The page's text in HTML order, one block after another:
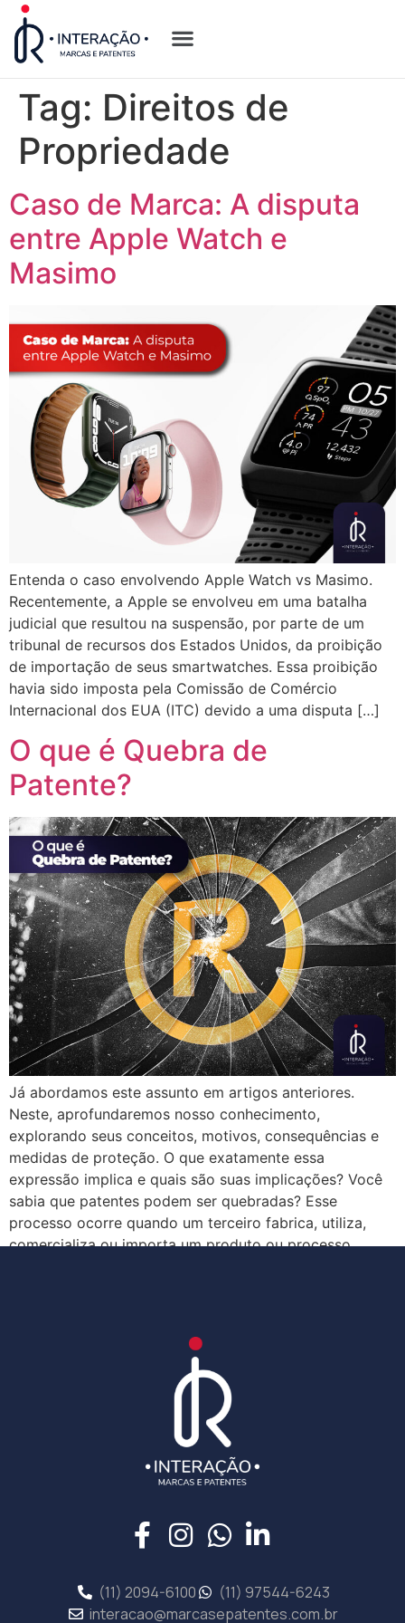
Tag: Direitos de
Propriedade
Caso de Marca: A disputa
entre Apple Watch e
Masimo
Entenda o caso envolvendo Apple Watch vs Masimo.
Recentemente, a Apple se envolveu em uma batalha
judicial que resultou na suspensão, por parte de um
tribunal de recursos dos Estados Unidos, da proibição
de importação de seus smartwatches. Essa proibição
havia sido imposta pela Comissão de Comércio
Internacional dos EUA (ITC) devido a uma disputa […]
O que é Quebra de
Patente?
Já abordamos este assunto em artigos anteriores.
Neste, aprofundaremos nosso conhecimento,
explorando seus conceitos, motivos, consequências e
medidas de proteção. O que exatamente essa
expressão implica e quais são suas implicações? Você
sabia que patentes podem ser quebradas? Esse
processo ocorre quando um terceiro fabrica, utiliza,
comercializa ou importa um produto ou processo
(11) 2094-6100
(11) 97544-6243
interacao@marcasepatentes.com.br